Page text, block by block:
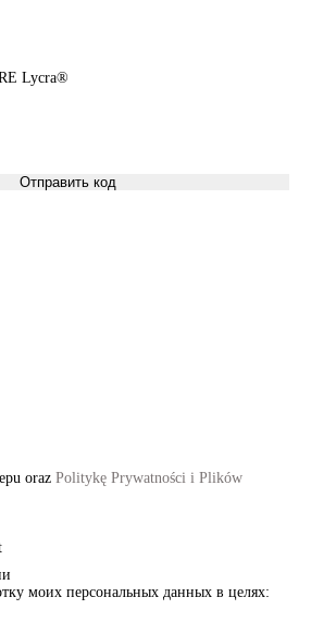
Lycra®
Отправить код
oraz Politykę Prywatności i Plików
моих персональных данных в целях: